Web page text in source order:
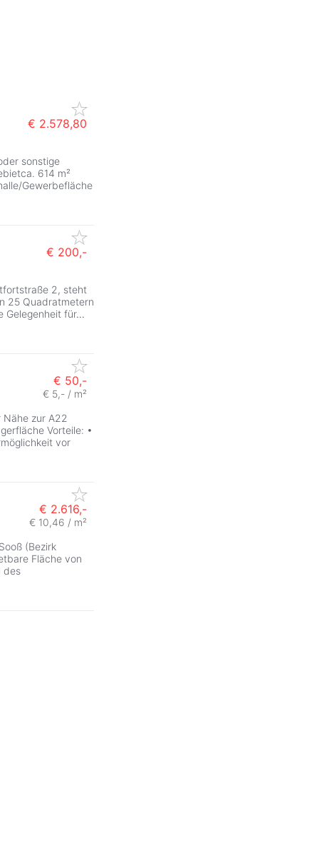
€ 2.578,80
sonstige
614 m²
Gewerbefläche
€ 200,-
2, steht
25 Quadratmetern
Gelegenheit für...
€ 50,-
€ 5,- / m²
zur A22
Vorteile: •
vor
€ 2.616,-
€ 10,46 / m²
(Bezirk
Fläche von
des